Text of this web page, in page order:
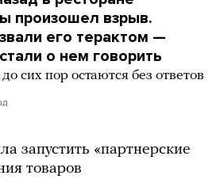
произошел взрыв.
его терактом —
о нем говорить
сих пор остаются без ответов
запустить «партнерские
товаров